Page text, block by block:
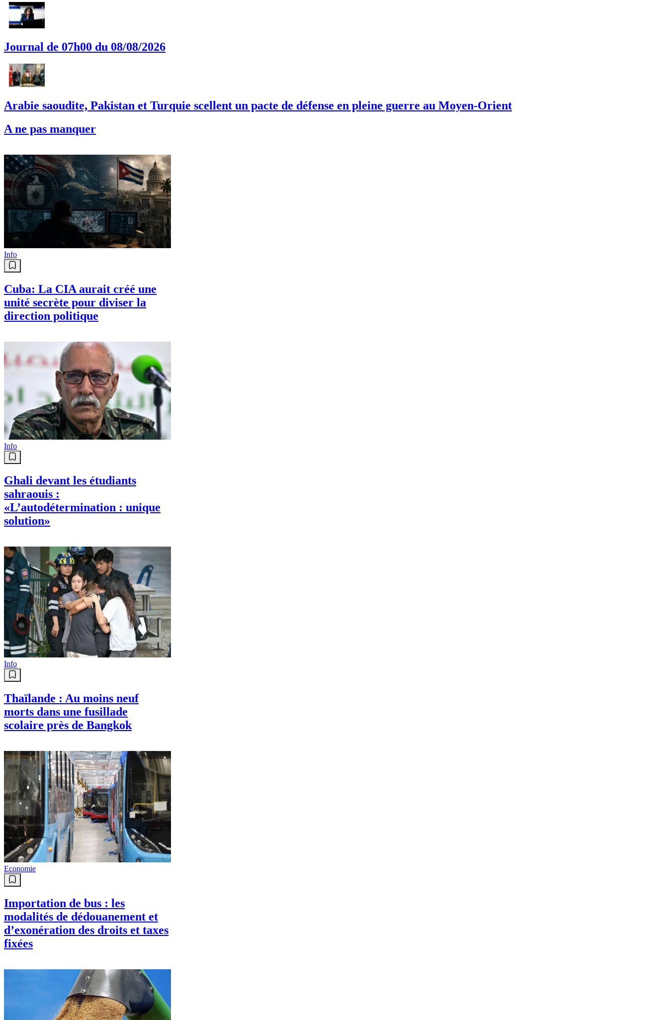
Journal de 07h00 du 08/08/2026
Arabie saoudite, Pakistan et Turquie scellent un pacte de défense en pleine guerre au Moyen-Orient
A ne pas manquer
Info
Cuba: La CIA aurait créé une
unité secrète pour diviser la
direction politique
Info
Ghali devant les étudiants
sahraouis :
«L’autodétermination : unique
solution»
Info
Thaïlande : Au moins neuf
morts dans une fusillade
scolaire près de Bangkok
Economie
Importation de bus : les
modalités de dédouanement et
d’exonération des droits et taxes
fixées